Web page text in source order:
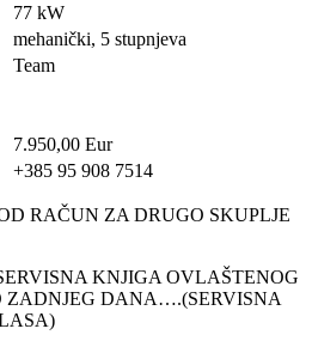
77 kW
mehanički, 5 stupnjeva
Team
7.950,00 Eur
+385 95 908 7514
RAČUN ZA DRUGO SKUPLJE
KNJIGA OVLAŠTENOG
ZADNJEG DANA….(SERVISNA